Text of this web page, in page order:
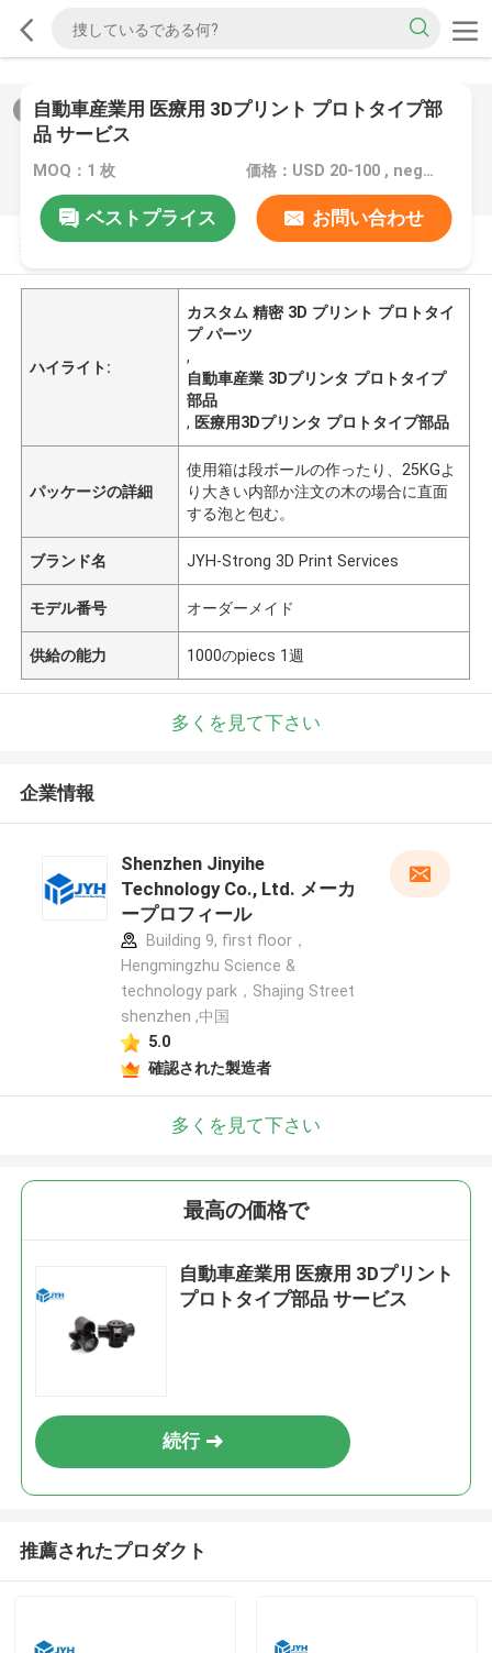
/0
自動車産業用 医療用 3Dプリント プロトタイプ部
品 サービス
MOQ：1 枚 価格：USD 20-100 , negotiable
ベストプライス
お問い合わせ
製品の説明
ハイライト:
カスタム 精密 3D プリント プロトタイ
プ パーツ
,
自動車産業 3Dプリンタ プロトタイプ
部品
, 医療用3Dプリンタ プロトタイプ部品
パッケージの詳細
使用箱は段ボールの作ったり、25KGよ
り大きい内部か注文の木の場合に直面
する泡と包む。
ブランド名 JYH-Strong 3D Print Services
モデル番号 オーダーメイド
供給の能力 1000のpiecs 1週
多くを見て下さい
企業情報
Shenzhen Jinyihe
Technology Co., Ltd. メーカ
ープロフィール
Building 9, first floor，
Hengmingzhu Science &
technology park，Shajing Street
shenzhen ,中国
5.0
確認された製造者
多くを見て下さい
最高の価格で
自動車産業用 医療用 3Dプリント
プロトタイプ部品 サービス
続行
推薦されたプロダクト